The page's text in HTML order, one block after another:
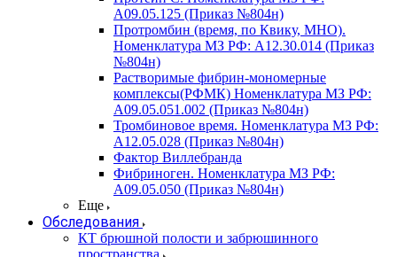
A09.05.125 (Приказ №804н)
Протромбин (время, по Квику, МНО).
Номенклатура МЗ РФ: A12.30.014 (Приказ
№804н)
Растворимые фибрин-мономерные
комплексы(РФМК) Номенклатура МЗ РФ:
A09.05.051.002 (Приказ №804н)
Тромбиновое время. Номенклатура МЗ РФ:
A12.05.028 (Приказ №804н)
Фактор Виллебранда
Фибриноген. Номенклатура МЗ РФ:
A09.05.050 (Приказ №804н)
Еще
Обследования
КТ брюшной полости и забрюшинного
пространства